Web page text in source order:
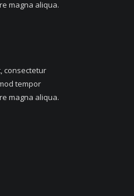
magna aliqua.
consectetur
tempor
magna aliqua.